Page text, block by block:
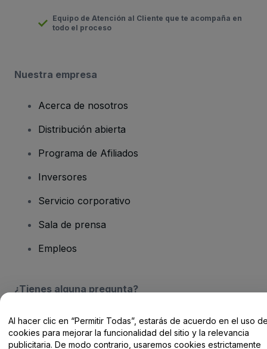
Equipo de Atención al Cliente que te acompaña en
todo el proceso
Nuestra empresa
Acerca de nosotros
Distribución abierta
Programa de Afiliados
Inversores
Servicio corporativo
Sala de prensa
Empleos
¿Tienes alguna pregunta?
Centro de Ayuda / Contacto
Al hacer clic en “Permitir Todas”, estarás de acuerdo en el uso
cookies para mejorar la funcionalidad del sitio y la relevancia
publicitaria. De modo contrario, usaremos cookies estrictamente